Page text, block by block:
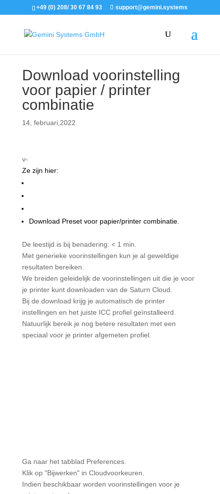
+49 (0) 208/ 30 67 84 93 support@gemini.systems
Download voorinstelling
voor papier / printer
combinatie
14, februari,2022
v-
Ze zijn hier:
Download Preset voor papier/printer combinatie.
De leestijd is bij benadering: < 1 min.
Met generieke voorinstellingen kun je al geweldige
resultaten bereiken.
We breiden geleidelijk de voorinstellingen uit die je voor
je printer kunt downloaden van de Saturn Cloud.
Bij de download krijg je automatisch de printer
instellingen en het juiste ICC profiel geïnstalleerd.
Natuurlijk bereik je nog betere resultaten met een
speciaal voor je printer afgemeten profiel.
Ga naar het tabblad Preferences.
Klik op "Bijwerken" in Cloudvoorkeuren.
Indien beschikbaar worden voorinstellingen voor je